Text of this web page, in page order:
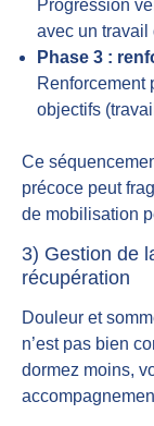
Progression
avec un travail
Phase 3 :
Renforcement
objectifs
Ce
précoce peut
de mobilisation
3) Gestion de
récupération
Douleur et
n’est pas bien
dormez moins,